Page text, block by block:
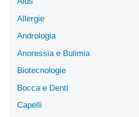
Allergie
Andrologia
Anoressia e Bulimia
Biotecnologie
Bocca e Denti
Capelli